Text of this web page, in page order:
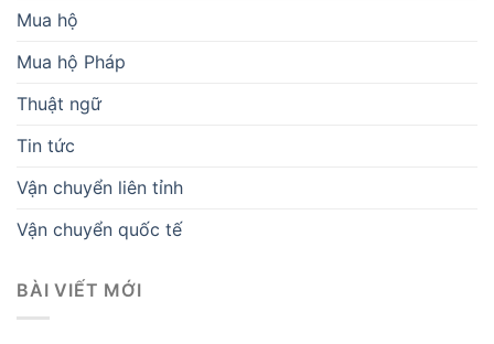
Mua hộ
Mua hộ Pháp
Thuật ngữ
Tin tức
Vận chuyển liên tỉnh
Vận chuyển quốc tế
BÀI VIẾT MỚI